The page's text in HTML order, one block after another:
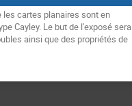
cartes planaires sont en
Cayley. Le but de l'exposé sera
ainsi que des propriétés de